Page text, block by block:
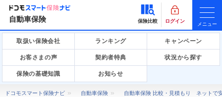
自動車保険 保険比較 ログイン
メニュー
取扱い保険会社 ランキング キャンペーン
お客さまの声 契約者特典 状況から探す
保険の基礎知識 お知らせ
ドコモスマート保険ナビ 自動車保険 自動車保険 比較・見積もり ネットで